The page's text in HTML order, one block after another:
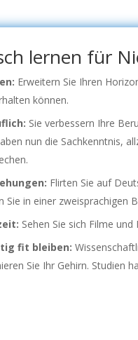
lernen für
Erweitern Sie Ihren
können.
Sie verbessern Ihre
nun die Sachkenntnis,
Flirten Sie auf
Sie in einer zweisprachigen
Sehen Sie sich Filme
fit bleiben:
Sie Ihr Gehirn. Studien